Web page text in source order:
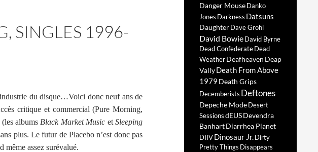
SINGLES 1996-
du disque…Voici donc neuf ans de
critique et commercial (Pure Morning,
albums Black Market Music etSleeping
plus. Le futur de Placebo n’est donc pas
même assez surévalué.
Danger MouseDanko
Jones Darkness Datsuns
DaughterDave Grohl
David BowieDavid Byrne
Dead ConfederateDead
WeatherDeafheaven Deap
VallyDeath From Above
1979 Death Grips
Decemberists Deftones
Depeche ModeDesert
SessionsdEUSDevendra
BanhartDiarrhea Planet
DIIVDinosaur Jr.Dirty
Pretty Things Disappears